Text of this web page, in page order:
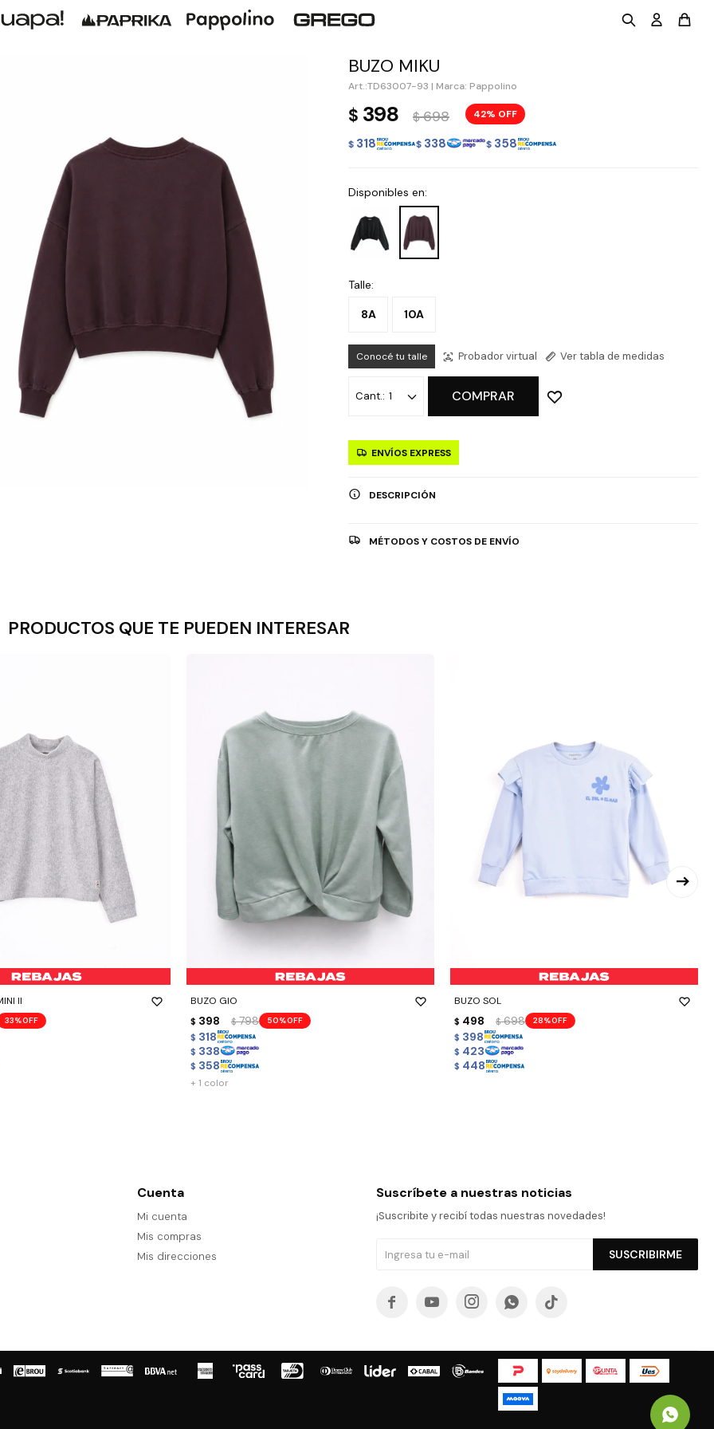
BUZO MIKU
TD63007-93 | Marca: Pappolino
$ 398 $ 698 42
$ 318 $ 338 $ 358
Disponibles en:
Talle:
8A 10A
Conocé tu talle Probador virtual Ver tabla de medidas
1 COMPRAR
ENVÍOS EXPRESS
DESCRIPCIÓN
MÉTODOS Y COSTOS DE ENVÍO
PRODUCTOS QUE TE PUEDEN INTERESAR
II
33
BUZO GIO
$ 398 $ 798 50
$ 318
$ 338
$ 358
- +
+ 1 color
BUZO SOL
$ 498 $ 698 28
$ 398
$ 423
$ 448
- +
Cuenta
Mi cuenta
Mis compras
Mis direcciones
Suscríbete a nuestras noticias
¡Suscribite y recibí todas nuestras novedades!
SUSCRIBIRME
    